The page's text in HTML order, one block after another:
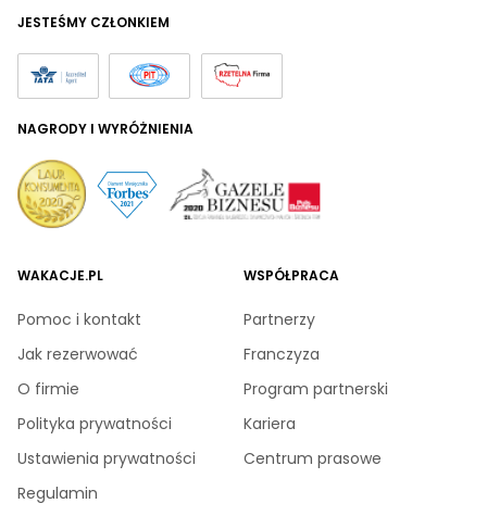
WAKACJE.PL
Pomoc i kontakt
Jak rezerwować
O firmie
Polityka prywatności
Ustawienia prywatności
Regulamin
WSPÓŁPRACA
Partnerzy
Franczyza
Program partnerski
Kariera
Centrum prasowe
JESTEŚMY CZŁONKIEM
NAGRODY I WYRÓŻNIENIA